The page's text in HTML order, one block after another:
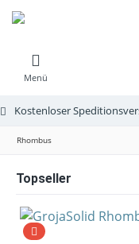
Menü
Kostenloser
Rhombus
Topseller